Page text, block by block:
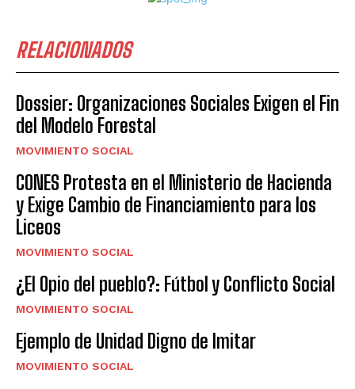
RELACIONADOS
Dossier: Organizaciones Sociales Exigen el Fin
del Modelo Forestal
MOVIMIENTO SOCIAL
CONES Protesta en el Ministerio de Hacienda
y Exige Cambio de Financiamiento para los
Liceos
MOVIMIENTO SOCIAL
¿El Opio del pueblo?: Fútbol y Conflicto Social
MOVIMIENTO SOCIAL
Ejemplo de Unidad Digno de Imitar
MOVIMIENTO SOCIAL